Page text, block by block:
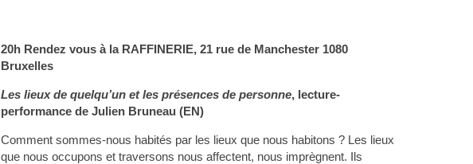
20h Rendez vous à la RAFFINERIE, 21 rue de Manchester 1080
Bruxelles
Les lieux de quelqu’un et les présences de personne, lecture-
performance de Julien Bruneau (EN)
Comment sommes-nous habités par les lieux que nous habitons ? Les lieux
que nous occupons et traversons nous affectent, nous imprègnent. Ils